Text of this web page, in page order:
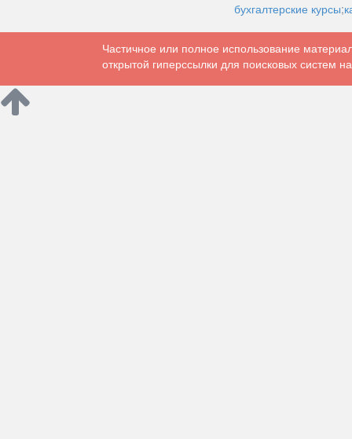
бухгалтерские курсы;
Частичное или полное использование
открытой гиперссылки для поисковых систем